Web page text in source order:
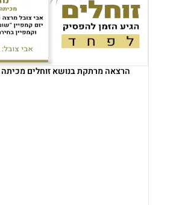
הרצאה מרתקת בנושא זוחלים מכיתה א'